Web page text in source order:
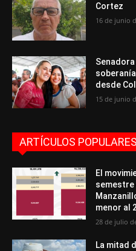
Cortez
16 de junio
Senadora
desde
15 de junio
ARTÍCULOS POPULARES
El
semestre
menor al
28 de julio
La mitad